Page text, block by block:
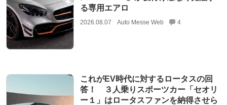
る専用エアロ
2026.08.07 Auto Messe Web 4
これがEV時代に対するロータスの回
答！ ３人乗りスポーツカー「セオリ
ー１」はロータスファンを納得させら